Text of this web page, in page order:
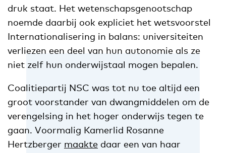
druk staat. Het wetenschapsgenootschap
noemde daarbij ook expliciet het wetsvoorstel
Internationalisering in balans: universiteiten
verliezen een deel van hun autonomie als ze
niet zelf hun onderwijstaal mogen bepalen.
Coalitiepartij NSC was tot nu toe altijd een
groot voorstander van dwangmiddelen om de
verengelsing in het hoger onderwijs tegen te
gaan. Voormalig Kamerlid Rosanne
Hertzberger maakte daar een van haar